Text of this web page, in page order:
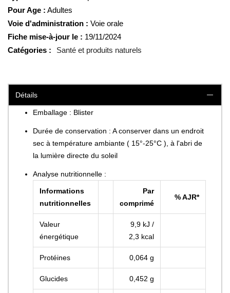
Pour Age : Adultes
Voie d'administration : Voie orale
Fiche mise-à-jour le : 19/11/2024
Catégories :
Santé et produits naturels
Détails
Emballage : Blister
Durée de conservation : A conserver dans un endroit
sec à température ambiante ( 15°-25°C ), à l'abri de
la lumière directe du soleil
Analyse nutritionnelle :
Informations
nutritionnelles
Par
comprimé
% AJR*
Valeur
énergétique
9,9 kJ /
2,3 kcal
Protéines 0,064 g
Glucides 0,452 g